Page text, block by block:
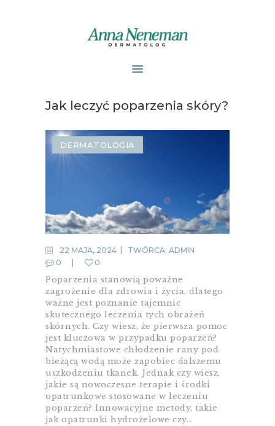
PUBLIKACJE
ZABIEGI
O MNIE
GABINETY
Jak leczyć poparzenia skóry?
DERMATOLOGIA
22 MAJA, 2024 TWÓRCA: ADMIN
0
0
Poparzenia stanowią poważne
zagrożenie dla zdrowia i życia, dlatego
ważne jest poznanie tajemnic
skutecznego leczenia tych obrażeń
skórnych. Czy wiesz, że pierwsza pomoc
jest kluczowa w przypadku poparzeń?
Natychmiastowe chłodzenie rany pod
bieżącą wodą może zapobiec dalszemu
uszkodzeniu tkanek. Jednak czy wiesz,
jakie są nowoczesne terapie i środki
opatrunkowe stosowane w leczeniu
poparzeń? Innowacyjne metody, takie
jak opatrunki hydrożelowe czy…